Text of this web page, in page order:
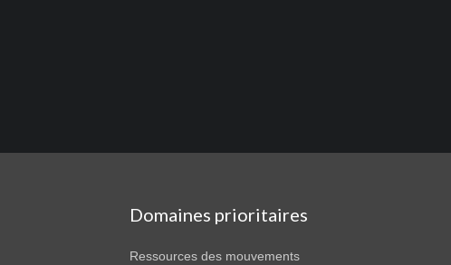
Domaines prioritaires
Ressources des mouvements